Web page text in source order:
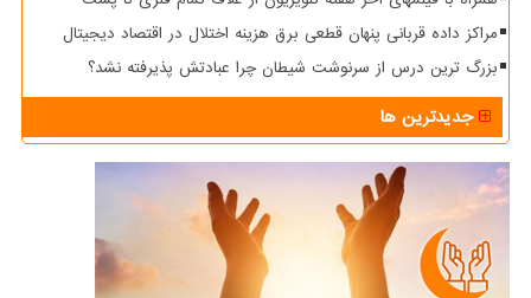
مراکز داده قربانی پنهان قطعی برق هزینه اختلال در اقتصاد دیجیتال
بزرگ ترین درس از سرنوشت شیطان چرا عبادتش پذیرفته نشد؟
جدیدترین ها